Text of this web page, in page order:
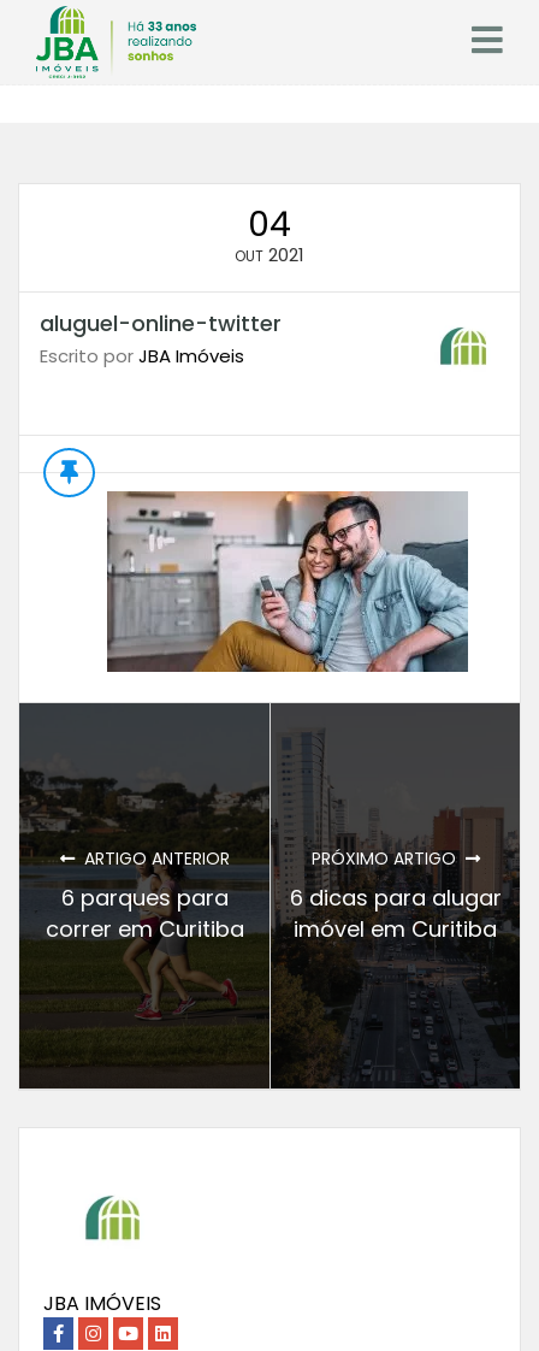
04
OUT 2021
aluguel-online-twitter
Escrito porJBA Imóveis
ARTIGO ANTERIOR
6 parques para
correr em Curitiba
PRÓXIMO ARTIGO
6 dicas para alugar
imóvel em Curitiba
JBA IMÓVEIS